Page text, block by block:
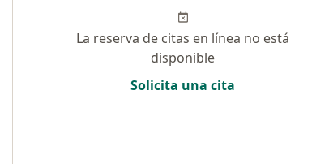
La reserva de citas en línea no está
disponible
Solicita una cita